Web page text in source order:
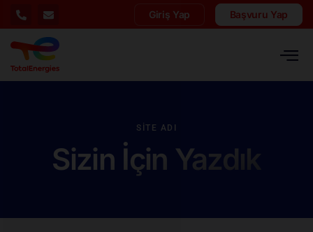
Giriş Yap Başvuru Yap
SITE ADI
Sizin İçin Yazdık